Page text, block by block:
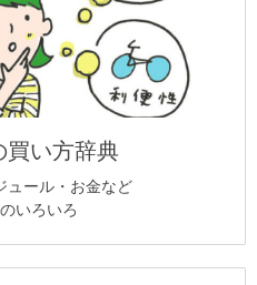
買い方辞典
ュール・お金など
いろいろ